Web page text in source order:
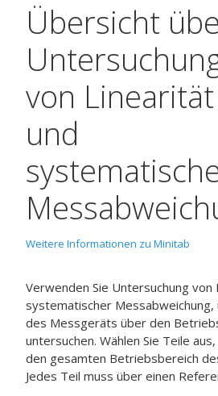
Übersicht
von Linearität
und
Weitere Informationen zu Minitab
Verwenden Sie Untersuchung von
systematischer Messabweichung,
des Messgeräts über den
untersuchen. Wählen Sie Teile
den gesamten Betriebsbereich
Jedes Teil muss über einen